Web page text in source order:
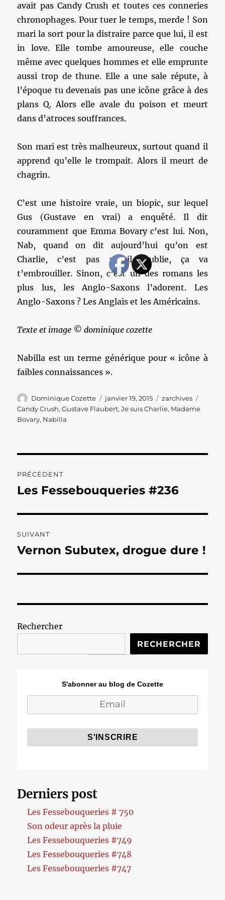
avait pas Candy Crush et toutes ces conneries
chronophages. Pour tuer le temps, merde ! Son
mari la sort pour la distraire parce que lui, il est
in love. Elle tombe amoureuse, elle couche
même avec quelques hommes et elle emprunte
aussi trop de thune. Elle a une sale répute, à
l’époque tu devenais pas une icône grâce à des
plans Q. Alors elle avale du poison et meurt
dans d’atroces souffrances.
Son mari est très malheureux, surtout quand il
apprend qu’elle le trompait. Alors il meurt de
chagrin.
C’est une histoire vraie, un biopic, sur lequel
Gus (Gustave en vrai) a enquêté. Il dit
couramment que Emma Bovary c’est lui. Non,
Nab, quand on dit aujourd’hui qu’on est
Charlie, c’est pas pareil, oublie, ça va
t’embrouiller. Sinon, c’est un des romans les
plus lus, les Anglo-Saxons l’adorent. Les
Anglo-Saxons ? Les Anglais et les Américains.
Texte et image © dominique cozette
Nabilla est un terme générique pour « icône à
faibles connaissances ».
Auteur
Dominique Cozette
Publié
le
janvier 19, 2015 Catégories
zarchives
Candy Crush,Gustave Flaubert,Je suis Charlie, Madame
Bovary, Nabilla
de
PRÉCÉDENT
Publication
Les Fessebouqueries #236
SUIVANT
Publication
Vernon Subutex, drogue dure !
Rechercher
RECHERCHER
S'abonner au blog de Cozette
Derniers post
Les Fessebouqueries # 750
Son odeur après la pluie
Les Fessebouqueries #749
Les Fessebouqueries #748
Les Fessebouqueries #747